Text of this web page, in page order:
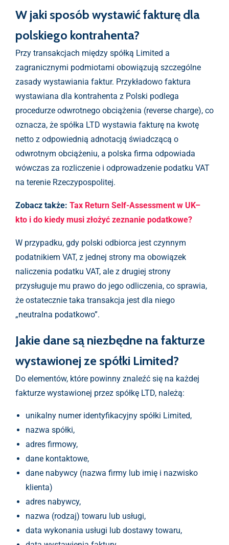
W jaki sposób wystawić fakturę dla
polskiego kontrahenta?
Przy transakcjach między spółką Limited a
zagranicznymi podmiotami obowiązują szczególne
zasady wystawiania faktur. Przykładowo faktura
wystawiana dla kontrahenta z Polski podlega
procedurze odwrotnego obciążenia (reverse charge), co
oznacza, że spółka LTD wystawia fakturę na kwotę
netto z odpowiednią adnotacją świadczącą o
odwrotnym obciążeniu, a polska firma odpowiada
wówczas za rozliczenie i odprowadzenie podatku VAT
na terenie Rzeczypospolitej.
Zobacz także: Tax Return Self-Assessment w UK–
kto i do kiedy musi złożyć zeznanie podatkowe?
W przypadku, gdy polski odbiorca jest czynnym
podatnikiem VAT, z jednej strony ma obowiązek
naliczenia podatku VAT, ale z drugiej strony
przysługuje mu prawo do jego odliczenia, co sprawia,
że ostatecznie taka transakcja jest dla niego
„neutralna podatkowo”.
Jakie dane są niezbędne na fakturze
wystawionej ze spółki Limited?
Do elementów, które powinny znaleźć się na każdej
fakturze wystawionej przez spółkę LTD, należą:
unikalny numer identyfikacyjny spółki Limited,
nazwa spółki,
adres firmowy,
dane kontaktowe,
dane nabywcy (nazwa firmy lub imię i nazwisko
klienta)
adres nabywcy,
nazwa (rodzaj) towaru lub usługi,
data wykonania usługi lub dostawy towaru,